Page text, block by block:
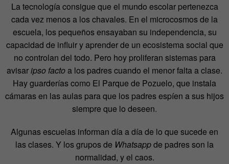
La tecnología consigue que el mundo escolar pertenezca
cada vez menos a los chavales. En el microcosmos de la
escuela, los pequeños ensayaban su independencia, su
capacidad de influir y aprender de un ecosistema social que
no controlan del todo. Pero hoy proliferan sistemas para
avisaripso factoa los padres cuando el menor falta a clase.
Hay guarderías como El Parque de Pozuelo, que instala
cámaras en las aulas para que los padres espíen a sus hijos
siempre que lo deseen.
Algunas escuelas informan día a día de lo que sucede en
las clases. Y los grupos de Whatsappde padres son la
normalidad, y el caos.